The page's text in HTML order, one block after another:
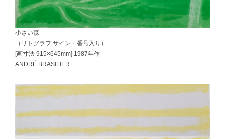
小さい森
（リトグラフ サイン・番号入り）
[画寸法 915×645mm] 1987年作
ANDRÉ BRASILIER